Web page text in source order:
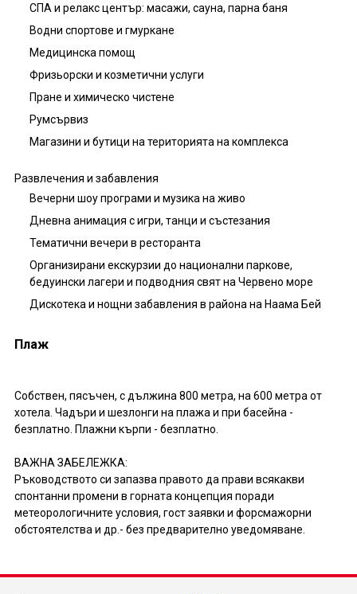
СПА и релакс център: масажи, сауна, парна баня
Водни спортове и гмуркане
Медицинска помощ
Фризьорски и козметични услуги
Пране и химическо чистене
Румсървиз
Магазини и бутици на територията на комплекса
Развлечения и забавления
Вечерни шоу програми и музика на живо
Дневна анимация с игри, танци и състезания
Тематични вечери в ресторанта
Организирани екскурзии до национални паркове,
бедуински лагери и подводния свят на Червено море
Дискотека и нощни забавления в района на Наама Бей
Плаж
Собствен, пясъчен, с дължина 800 метра, на 600 метра от
хотела. Чадъри и шезлонги на плажа и при басейна -
безплатно. Плажни кърпи - безплатно.
ВАЖНА ЗАБЕЛЕЖКА:
Ръководството си запазва правото да прави всякакви
спонтанни промени в горната концепция поради
метеорологичните условия, гост заявки и форсмажорни
обстоятелства и др.- без предварително уведомяване.